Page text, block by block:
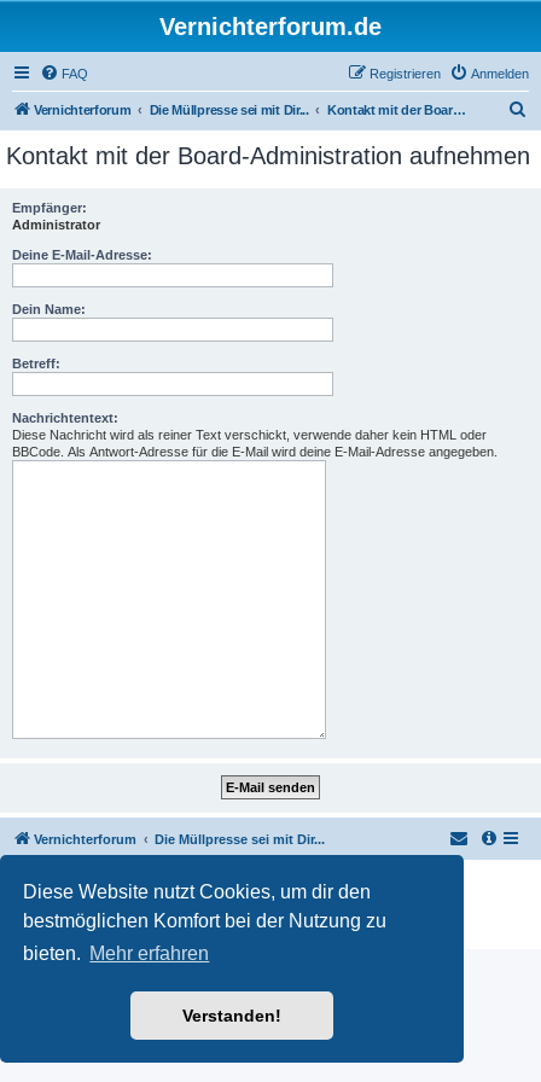
Diese Website nutzt Cookies, um dir den
bestmöglichen Komfort bei der Nutzung zu
bieten. Mehr erfahren
Verstanden!
Vernichterforum.de
FAQ Anmelden
Registrieren
Vernichterforum Die Müllpresse sei mit Dir... Kontakt mit der Board-Administration aufnehmen
c
Kontakt mit der Board-Administration aufnehmen
Empfänger:
Administrator
Deine E-Mail-Adresse:
Dein Name:
Betreff:
Nachrichtentext:
Diese Nachricht wird als reiner Text verschickt, verwende daher kein HTML oder
BBCode. Als Antwort-Adresse für die E-Mail wird deine E-Mail-Adresse angegeben.
Vernichterforum Die Müllpresse sei mit Dir...
Powered by phpBB
® Forum Software © phpBB Limited
Deutsche Übersetzung durch
Datenschutz|Nutzungsbedingungen